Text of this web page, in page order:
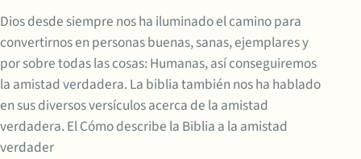
Dios desde siempre nos ha iluminado el camino para
convertirnos en personas buenas, sanas, ejemplares y
por sobre todas las cosas: Humanas, así conseguiremos
la amistad verdadera. La biblia también nos ha hablado
en sus diversos versículos acerca de la amistad
verdadera. El Cómo describe la Biblia a la amistad
verdader